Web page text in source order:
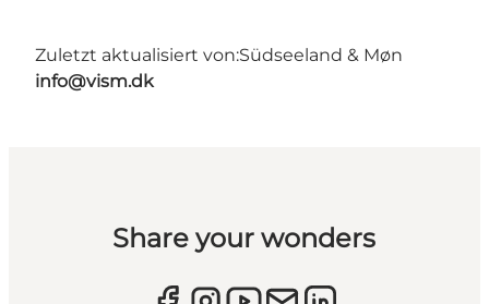
Zuletzt aktualisiert von:Südseeland & Møn
info@vism.dk
Share your wonders